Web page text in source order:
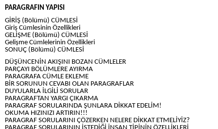
PARAGRAFIN YAPISI
GİRİŞ (Bölümü) CÜMLESİ
Giriş Cümlesinin Özellikleri
GELİŞME (Bölümü) CÜMLESİ
Gelişme Cümlelerinin Özellikleri
SONUÇ (Bölümü) CÜMLESİ
DÜŞÜNCENİN AKIŞINI BOZAN CÜMLELER
PARÇAYI BÖLÜMLERE AYIRMA
PARAGRAFA CÜMLE EKLEME
BİR SORUNUN CEVABI OLAN PARAGRAFLAR
DUYULARLA İLGİLİ SORULAR
PARAGRAFTAN YARGI ÇIKARMA
PARAGRAF SORULARINDA ŞUNLARA DİKKAT EDELİM!
OKUMA HIZINIZI ARTIRIN!!!
PARAGRAF SORULARINI ÇÖZERKEN NELERE DİKKAT ETMELİYİZ?